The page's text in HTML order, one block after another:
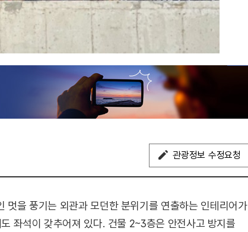
관광정보 수정요청
멋을 풍기는 외관과 모던한 분위기를 연출하는 인테리어가
좌석이 갖추어져 있다. 건물 2~3층은 안전사고 방지를